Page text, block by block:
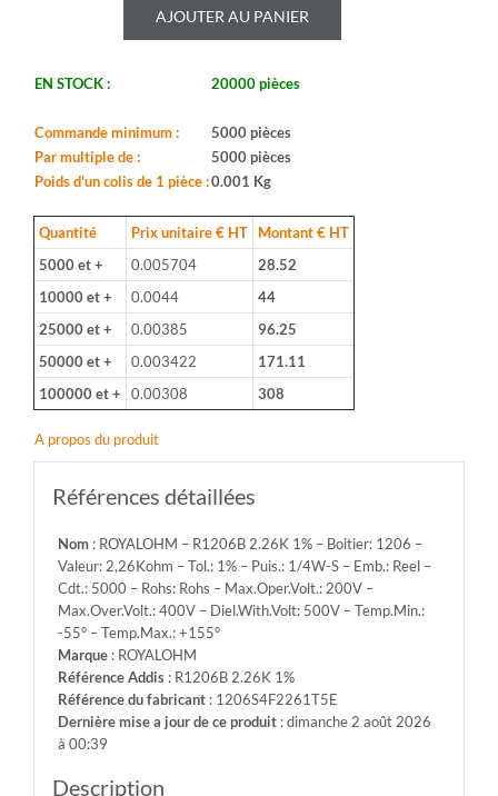
-
R1206B
Boitier:
1206
-
2,26Kohm
-
Tol.:
1%
-
Puis.:
1/4W-
S
-
-
Cdt.:
5000
Rohs:
Rohs
-
Max.Oper.Volt.:
200V
-
Max.Over.Volt.:
400V
-
AJOUTER AU PANIER
EN STOCK : 20000 pièces
Commande minimum :
5000 pièces
Par multiple de :
5000 pièces
Poids d'un colis de 1 pièce :0.001 Kg
Quantité Prix unitaire € HT
Montant € HT
5000 et +
0.005704
28.52
10000 et +
0.0044
44
25000 et +
0.00385
96.25
50000 et +
0.003422
171.11
100000 et +
0.00308 308
A propos du produit
Références détaillées
Nom: ROYALOHM – R1206B 2.26K 1% – Boitier: 1206 –
Valeur: 2,26Kohm – Tol.: 1% – Puis.: 1/4W-S – Emb.: Reel –
Cdt.: 5000 – Rohs: Rohs – Max.Oper.Volt.: 200V –
Max.Over.Volt.: 400V – Diel.With.Volt: 500V – Temp.Min.:
-55° – Temp.Max.: +155°
Marque: ROYALOHM
Référence Addis: R1206B 2.26K 1%
Référence du fabricant: 1206S4F2261T5E
Dernière mise a jour de ce produit: dimanche 2 août 2026
à 00:39
Description